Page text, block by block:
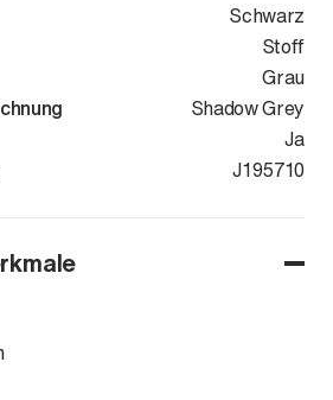
Schwarz
Stoff
Grau
Shadow Grey
Ja
TMAH181E0TJ195710